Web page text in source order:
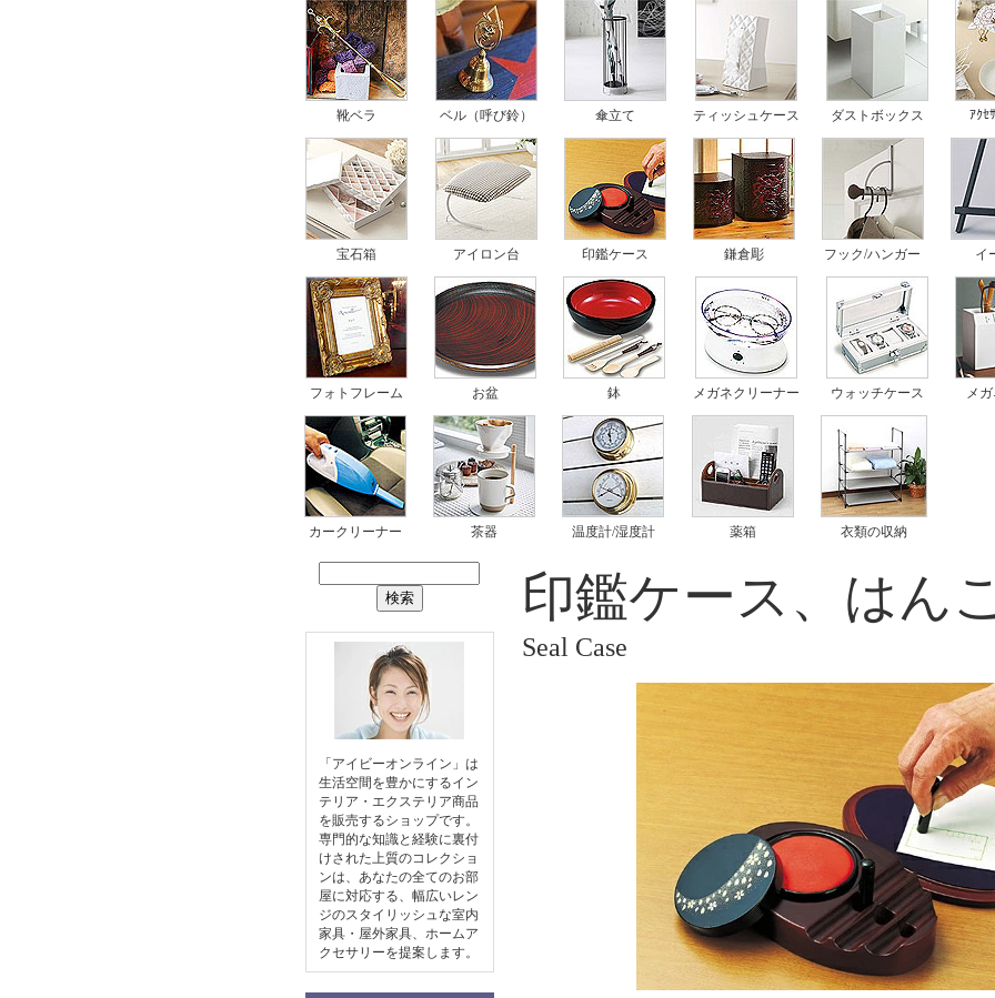
靴ベラ ベル（呼び鈴） 傘立て ティッシュケース ダストボックス ｱｸｾ
宝石箱 アイロン台 印鑑ケース 鎌倉彫 フック/ハンガー イ
フォトフレーム お盆 鉢 メガネクリーナー ウォッチケース メ
カークリーナー 茶器 温度計/湿度計 薬箱 衣類の収納
「アイビーオンライン」は
生活空間を豊かにするイン
テリア・エクステリア商品
を販売するショップです。
専門的な知識と経験に裏付
けされた上質のコレクショ
ンは、あなたの全てのお部
屋に対応する、幅広いレン
ジのスタイリッシュな室内
家具・屋外家具、ホームア
クセサリーを提案します。
印鑑ケース、はん
Seal Case